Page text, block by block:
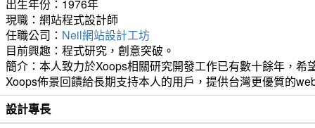
出生年份：1976年
現職：網站程式設計師
任職公司： Neil網站設計工坊
目前興趣：程式研究，創意突破。
簡介：本人致力於Xoops相關研究開發工作已有數十餘年，
Xoops佈景回饋給長期支持本人的用戶，提供台灣更優質的
設計專長